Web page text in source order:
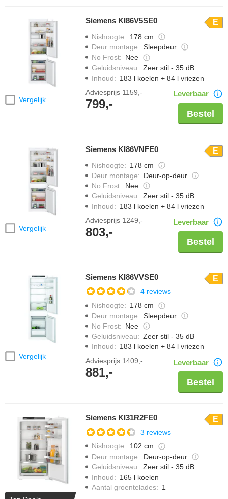
Vergelijk
Siemens KI86V5SE0 E
Nishoogte: 178 cm
Deur montage: Sleepdeur
No Frost: Nee
Geluidsniveau: Zeer stil - 35 dB
Inhoud: 183 l koelen + 84 l vriezen
Adviesprijs 1159,-
799,-
Leverbaar
Bestel
Vergelijk
Siemens KI86VNFE0 E
Nishoogte: 178 cm
Deur montage: Deur-op-deur
No Frost: Nee
Geluidsniveau: Zeer stil - 35 dB
Inhoud: 183 l koelen + 84 l vriezen
Adviesprijs 1249,-
803,-
Leverbaar
Bestel
Vergelijk
Siemens KI86VVSE0 E
4 reviews
Nishoogte: 178 cm
Deur montage: Sleepdeur
No Frost: Nee
Geluidsniveau: Zeer stil - 35 dB
Inhoud: 183 l koelen + 84 l vriezen
Adviesprijs 1409,-
881,-
Leverbaar
Bestel
Siemens KI31R2FE0 E
3 reviews
Nishoogte: 102 cm
Deur montage: Deur-op-deur
Geluidsniveau: Zeer stil - 35 dB
Inhoud: 165 l koelen
Aantal groentelades: 1